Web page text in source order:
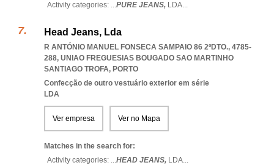
Activity categories: ...PURE JEANS, LDA...
Head Jeans, Lda
R ANTÓNIO MANUEL FONSECA SAMPAIO 86 2ºDTO., 4785-
288, UNIAO FREGUESIAS BOUGADO SAO MARTINHO
SANTIAGO TROFA, PORTO
Confecção de outro vestuário exterior em série
LDA
Ver empresa Ver no Mapa
Matches in the search for:
Activity categories: ...HEAD JEANS, LDA...